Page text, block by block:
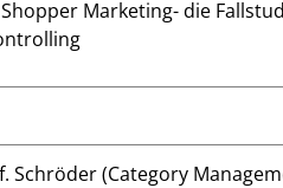
Marketing- die
(Category